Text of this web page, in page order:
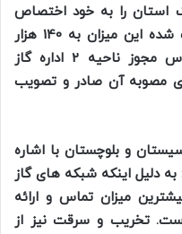
استان را به خود اختصاص
داده و بر اساس برنامه های تعریف شده این میزان به 140 هزار
مورد افزایش می یابد. بر این اساس مجوز ناحیه 2 اداره گاز
مصوبه آن صادر و تصویب
و بلوچستان با اشاره
دلیل اینکه شبکه های گاز
میزان تماس و ارائه
تخریب و سرقت نیز از